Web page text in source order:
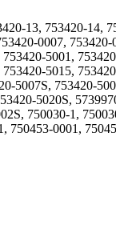
13, 753420-14,
0007,
5001,
5015,
5007S, 753420-
5020S,
750030-1,
750453-0001,